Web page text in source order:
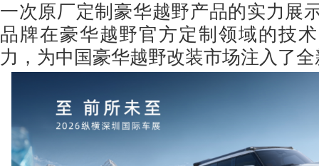
一次原厂定制豪华越野产品的实力展
品牌在豪华越野官方定制领域的技
力，为中国豪华越野改装市场注入了